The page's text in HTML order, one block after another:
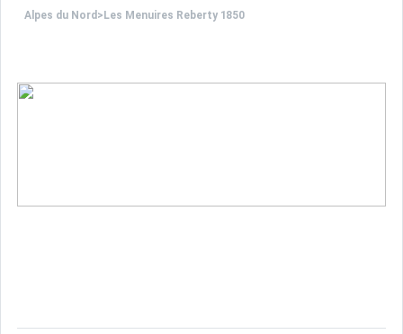
Alpes du Nord > Les Menuires Reberty 1850